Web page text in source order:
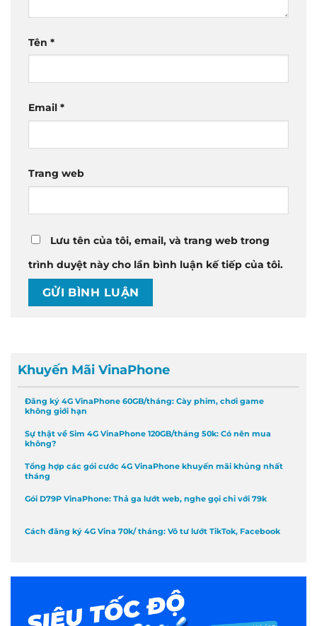
Tên *
Email *
Trang web
Lưu tên của tôi, email, và trang web trong
trình duyệt này cho lần bình luận kế tiếp của tôi.
Khuyến Mãi VinaPhone
Đăng ký 4G VinaPhone 60GB/tháng: Cày phim, chơi game
không giới hạn
Sự thật về Sim 4G VinaPhone 120GB/tháng 50k: Có nên mua
không?
Tổng hợp các gói cước 4G VinaPhone khuyến mãi khủng nhất
tháng
Gói D79P VinaPhone: Thả ga lướt web, nghe gọi chỉ với 79k
Cách đăng ký 4G Vina 70k/ tháng: Vô tư lướt TikTok, Facebook